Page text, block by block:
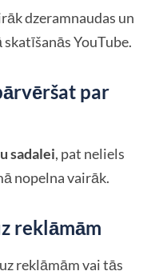
dzeramnaudas un
YouTube.
par
sadalei, pat neliels
nopelna vairāk.
reklāmām
reklāmām vai tās